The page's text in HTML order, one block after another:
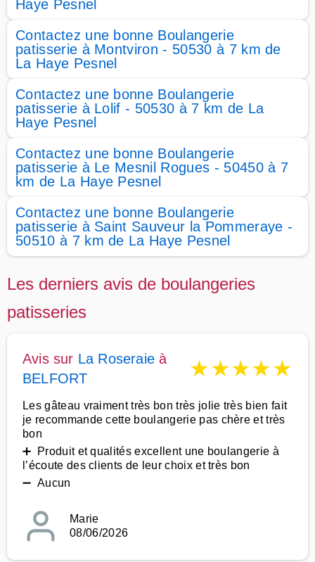
Haye Pesnel
Contactez une bonne Boulangerie
patisserie à Montviron - 50530 à 7 km de
La Haye Pesnel
Contactez une bonne Boulangerie
patisserie à Lolif - 50530 à 7 km de La
Haye Pesnel
Contactez une bonne Boulangerie
patisserie à Le Mesnil Rogues - 50450 à 7
km de La Haye Pesnel
Contactez une bonne Boulangerie
patisserie à Saint Sauveur la Pommeraye -
50510 à 7 km de La Haye Pesnel
Les derniers avis de boulangeries
patisseries
Avis sur La Roseraie à
BELFORT
★★★★★
Les gâteau vraiment très bon très jolie très bien fait
je recommande cette boulangerie pas chère et très
bon
➕ Produit et qualités excellent une boulangerie à
l’écoute des clients de leur choix et très bon
➖ Aucun
Marie
08/06/2026